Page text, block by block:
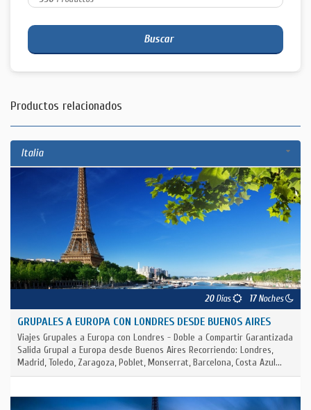
Buscar
Productos relacionados
Italia
20Días 17Noches
GRUPALES A EUROPA CON LONDRES DESDE BUENOS AIRES
Viajes Grupales a Europa con Londres - Doble a Compartir Garantizada
Salida Grupal a Europa desde Buenos Aires Recorriendo: Londres,
Madrid, Toledo, Zaragoza, Poblet, Monserrat, Barcelona, Costa Azul...